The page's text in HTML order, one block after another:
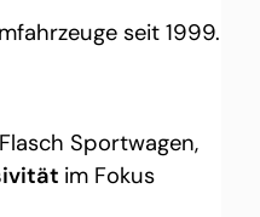
seit 1999.
Sportwagen,
im Fokus